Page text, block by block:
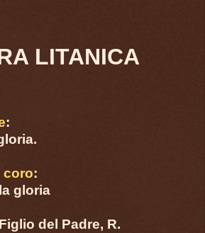
LITANICA
:
coro:
gloria
del Padre, R.